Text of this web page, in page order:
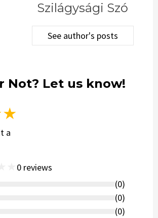
Szilágysági Szó
See author's posts
Not? Let us know!
★
a
0 reviews
(0)
(0)
(0)